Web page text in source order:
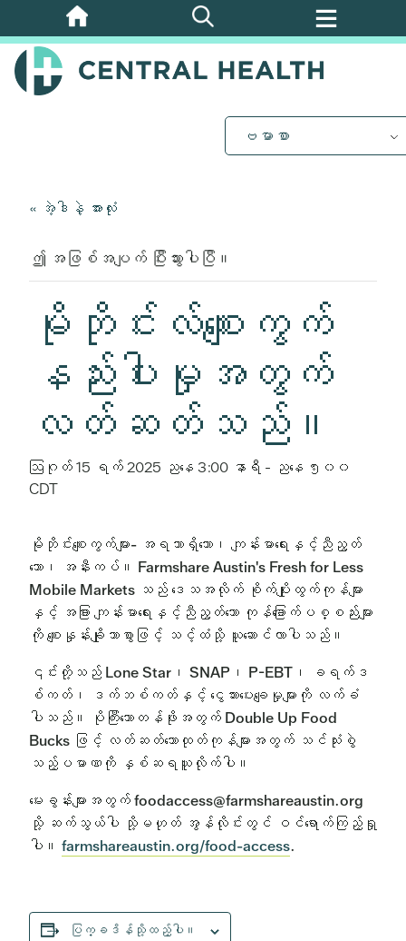
အဓိက
အကြောင်းအရာ
သို့
ဗမာစာ
« အဲ့ဒါနဲ့ အားလုံး
ဤ အဖြစ်အပျက် ပြီးသွားပါပြီ။
မိုဘိုင်းလ်စျေးကွက်
နည်းပါးမှုအတွက်
လတ်ဆတ်သည်။
ဩဂုတ် 15 ရက် 2025 ညနေ 3:00 နာရီ - ညနေ ၅း၀၀
CDT
မိုဘိုင်းစျေးကွက်များ- အရသာရှိသော၊ ကျန်းမာရေးနှင့်ညီညွတ်
သော၊ အနီးကပ်။ Farmshare Austin's Fresh for Less
Mobile Markets သည် ဒေသအလိုက် စိုက်ပျိုးထွက်ကုန်များ
နှင့် အခြား ကျန်းမာရေးနှင့်ညီညွတ်သော ကုန်ခြောက်ပစ္စည်းများ
ကို စျေးနှုန်းချိုသာစွာဖြင့် သင့်ထံသို့ ယူဆောင်လာပါသည်။
၎င်းတို့သည် Lone Star၊ SNAP၊ P-EBT၊ ခရက်ဒ
စ်ကတ်၊ ဒက်ဘစ်ကတ်နှင့် ငွေသားပေးချေမှုများကို လက်ခံ
ပါသည်။ ပိုကြီးသောတန်ဖိုးအတွက် Double Up Food
Bucks ဖြင့် လတ်ဆတ်သောထုတ်ကုန်များအတွက် သင်သုံးစွဲ
သည့်ပမာဏကို နှစ်ဆရယူလိုက်ပါ။
မေးခွန်းများအတွက် foodaccess@farmshareaustin.org
သို့ ဆက်သွယ်ပါ သို့မဟုတ် အွန်လိုင်းတွင် ဝင်ရောက်ကြည့်ရှု
ပါ။ farmshareaustin.org/food-access.
ပြက္ခဒိန်သို့ထည့်ပါ။